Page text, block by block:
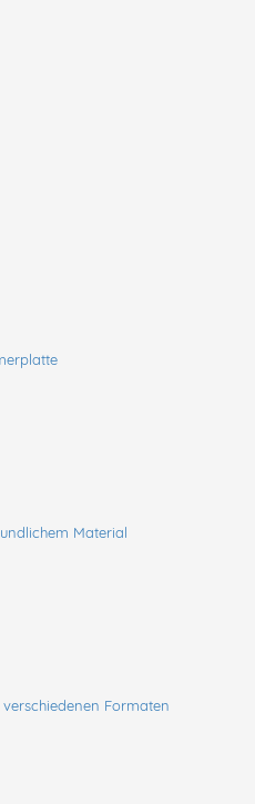
Material
Formaten